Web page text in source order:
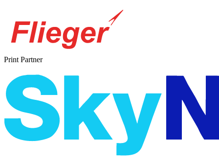
Print Partner